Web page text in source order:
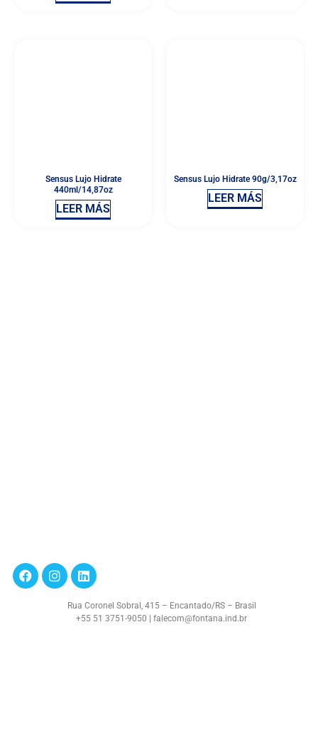
Sensus Lujo Hidrate
440ml/14,87oz
LEER MÁS
Sensus Lujo Hidrate 90g/3,17oz
LEER MÁS
Rua Coronel Sobral, 415 – Encantado/RS – Brasil
+55 51 3751-9050 | falecom@fontana.ind.br